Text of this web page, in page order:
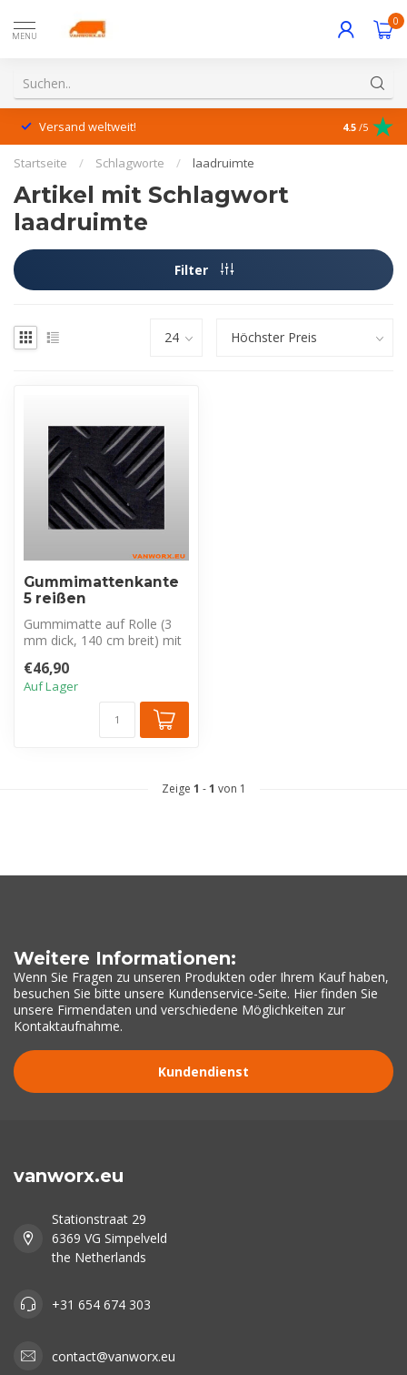
MENU
0
Versand weltweit! 4.5 /5
Startseite / Schlagworte / laadruimte
Artikel mit Schlagwort
laadruimte
Filter
Gummimattenkante
5 reißen
Gummimatte auf Rolle (3
mm dick, 140 cm breit) mit
Hal...
€46,90
Auf Lager
Zeige 1 -1 von 1
Weitere Informationen:
Wenn Sie Fragen zu unseren Produkten oder Ihrem Kauf haben,
besuchen Sie bitte unsere Kundenservice-Seite. Hier finden Sie
unsere Firmendaten und verschiedene Möglichkeiten zur
Kontaktaufnahme.
Kundendienst
vanworx.eu
Stationstraat 29
6369 VG Simpelveld
the Netherlands
+31 654 674 303
contact@vanworx.eu